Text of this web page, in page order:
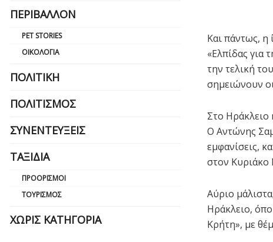
Και πάντως, η
«Ελπίδας για
την τελική
σημειώνουν
Στο Ηράκλειο
Ο Αντώνης
εμφανίσεις,
στον
Αύριο
Ηράκλειο,
Κρήτη», με
ΠΕΡΙΒΆΛΛΟΝ
PET STORIES
ΟΙΚΟΛΟΓΊΑ
ΠΟΛΙΤΙΚΉ
ΠΟΛΙΤΙΣΜΌΣ
ΣΥΝΕΝΤΕΎΞΕΙΣ
ΤΑΞΊΔΙΑ
ΠΡΟΟΡΙΣΜΟΊ
ΤΟΥΡΙΣΜΌΣ
ΧΩΡΊΣ ΚΑΤΗΓΟΡΊΑ